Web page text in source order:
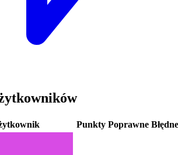
Punkty Poprawne Błędne